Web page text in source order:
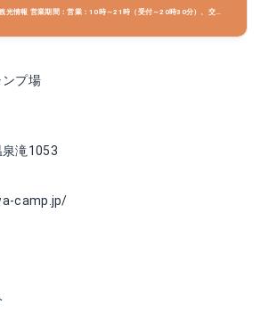
光情報 営業期間：営業：10時～21時（受付～20時30分）、交通
ンプ場
滝1053
camp.jp/